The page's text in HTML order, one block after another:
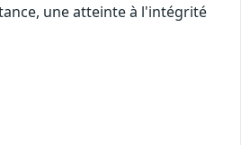
une atteinte à l'intégrité